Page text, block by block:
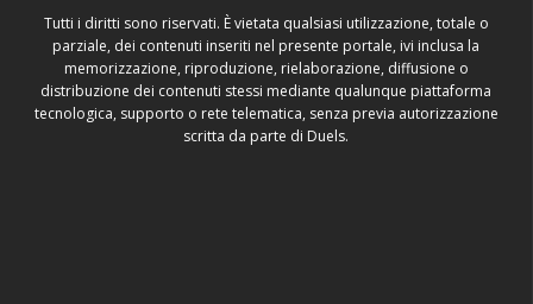
Tutti i diritti sono riservati. È vietata qualsiasi utilizzazione, totale o
parziale, dei contenuti inseriti nel presente portale, ivi inclusa la
memorizzazione, riproduzione, rielaborazione, diffusione o
distribuzione dei contenuti stessi mediante qualunque piattaforma
tecnologica, supporto o rete telematica, senza previa autorizzazione
scritta da parte di Duels.